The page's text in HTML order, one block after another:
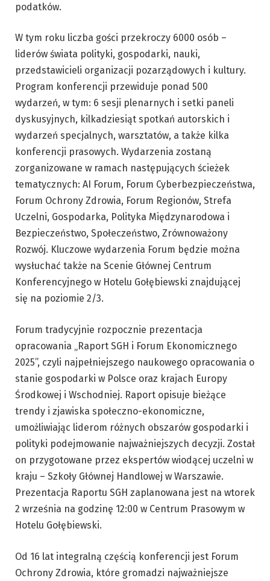
podatków.
W tym roku liczba gości przekroczy 6000 osób –
liderów świata polityki, gospodarki, nauki,
przedstawicieli organizacji pozarządowych i kultury.
Program konferencji przewiduje ponad 500
wydarzeń, w tym: 6 sesji plenarnych i setki paneli
dyskusyjnych, kilkadziesiąt spotkań autorskich i
wydarzeń specjalnych, warsztatów, a także kilka
konferencji prasowych. Wydarzenia zostaną
zorganizowane w ramach następujących ścieżek
tematycznych: AI Forum, Forum Cyberbezpieczeństwa,
Forum Ochrony Zdrowia, Forum Regionów, Strefa
Uczelni, Gospodarka, Polityka Międzynarodowa i
Bezpieczeństwo, Społeczeństwo, Zrównoważony
Rozwój. Kluczowe wydarzenia Forum będzie można
wysłuchać także na Scenie Głównej Centrum
Konferencyjnego w Hotelu Gołębiewski znajdującej
się na poziomie 2/3.
Forum tradycyjnie rozpocznie prezentacja
opracowania „Raport SGH i Forum Ekonomicznego
2025”, czyli najpełniejszego naukowego opracowania o
stanie gospodarki w Polsce oraz krajach Europy
Środkowej i Wschodniej. Raport opisuje bieżące
trendy i zjawiska społeczno-ekonomiczne,
umożliwiając liderom różnych obszarów gospodarki i
polityki podejmowanie najważniejszych decyzji. Został
on przygotowane przez ekspertów wiodącej uczelni w
kraju – Szkoły Głównej Handlowej w Warszawie.
Prezentacja Raportu SGH zaplanowana jest na wtorek
2 września na godzinę 12:00 w Centrum Prasowym w
Hotelu Gołębiewski.
Od 16 lat integralną częścią konferencji jest Forum
Ochrony Zdrowia, które gromadzi najważniejsze